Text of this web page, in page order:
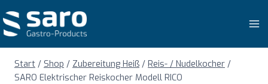
Inhalt
springen
Start / Shop / Zubereitung Heiß / Reis- / Nudelkocher /
SARO Elektrischer Reiskocher Modell RICO